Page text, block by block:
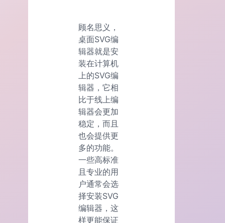
顾名思义，
桌面SVG编
辑器就是安
装在计算机
上的SVG编
辑器，它相
比于线上编
辑器会更加
稳定，而且
也会提供更
多的功能。
一些高标准
且专业的用
户通常会选
择安装SVG
编辑器，这
样更能保证